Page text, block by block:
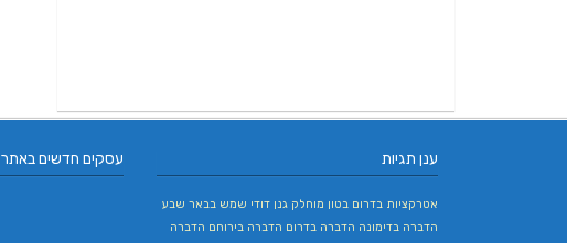
עסקים חדשים באתר ענן תגיות
אטרקציות בדרום בטון מוחלק גנן דודי שמש בבאר שבע
הדברה בדימונה הדברה בדרום הדברה בירוחם הדברה